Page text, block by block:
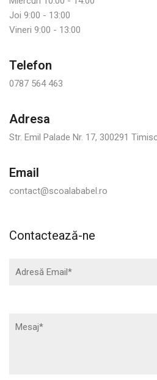
Joi 9:00 - 13:00
Vineri 9:00 - 13:00
Telefon
0787 564 463
Adresa
Str. Emil Palade Nr. 17, 300291
Email
contact@scoalababel.ro
Contactează-ne